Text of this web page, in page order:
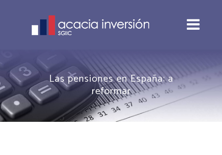
Las pensiones en España: a
reformar